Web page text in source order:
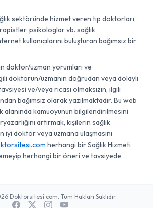
sektöründe hizmet veren tıp doktorları,
psikologlar vb. sağlık
kullanıcılarını buluşturan bağımsız bir
doktor/uzman yorumları ve
doktorun/uzmanın doğrudan veya dolaylı
ve/veya ricası olmaksızın, ilgili
bağımsız olarak yazılmaktadır. Bu web
alanında kamuoyunun bilgilendirilmesini
artırmak, kişilerin sağlık
iyi doktor veya uzmana ulaşmasını
herhangi bir Sağlık Hizmeti
herhangi bir öneri ve tavsiyede
Doktorsitesi.com. Tüm Hakları Saklıdır.